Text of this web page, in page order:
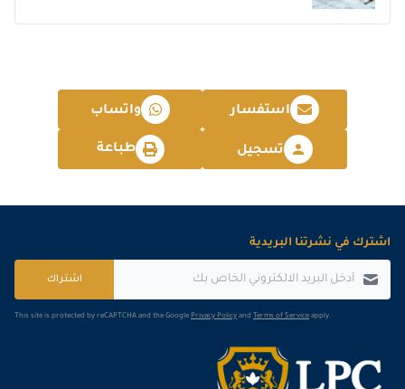
استفسار واتساب
تسجيل طباعة
اشترك في نشرتنا البريدية
اشتراك
This site is protected by reCAPTCHA and the Google Privacy Policy and Terms of Service apply.